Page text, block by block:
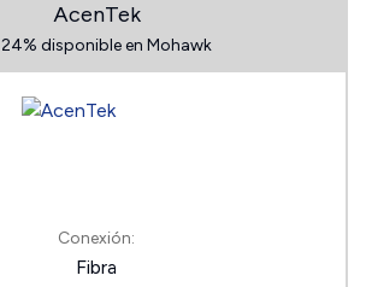
AcenTek
24% disponible en Mohawk
Conexión:
Fibra